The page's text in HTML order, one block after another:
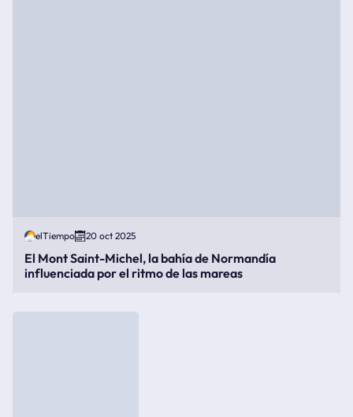
elTiempo 20 oct 2025
El Mont Saint-Michel, la bahía de Normandía
influenciada por el ritmo de las mareas